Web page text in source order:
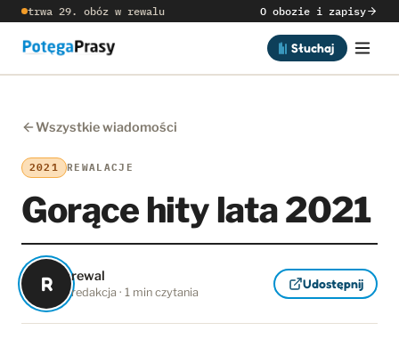
trwa 29. obóz w rewalu O obozie i zapisy
Słuchaj
Wszystkie wiadomości
2021 REWALACJE
Gorące hity lata 2021
R rewal
redakcja · 1 min czytania
Udostępnij